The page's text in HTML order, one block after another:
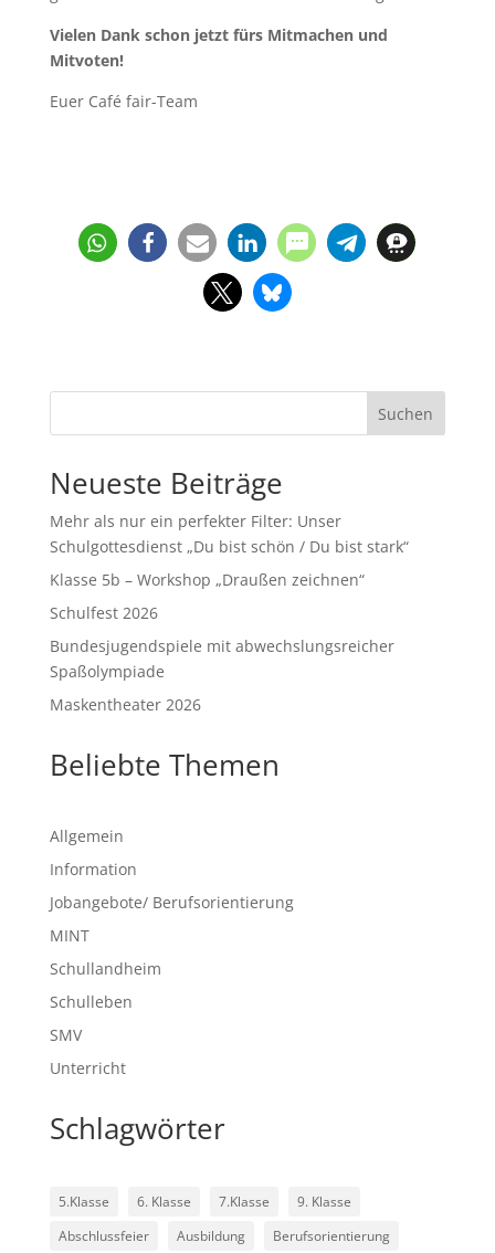
Vielen Dank schon jetzt fürs Mitmachen und
Mitvoten!
Euer Café fair-Team
Suchen
Neueste Beiträge
Mehr als nur ein perfekter Filter: Unser
Schulgottesdienst „Du bist schön / Du bist stark“
Klasse 5b – Workshop „Draußen zeichnen“
Schulfest 2026
Bundesjugendspiele mit abwechslungsreicher
Spaßolympiade
Maskentheater 2026
Beliebte Themen
Allgemein
Information
Jobangebote/ Berufsorientierung
MINT
Schullandheim
Schulleben
SMV
Unterricht
Schlagwörter
5.Klasse 6. Klasse 7.Klasse
9. Klasse
Abschlussfeier
Ausbildung
Berufsorientierung